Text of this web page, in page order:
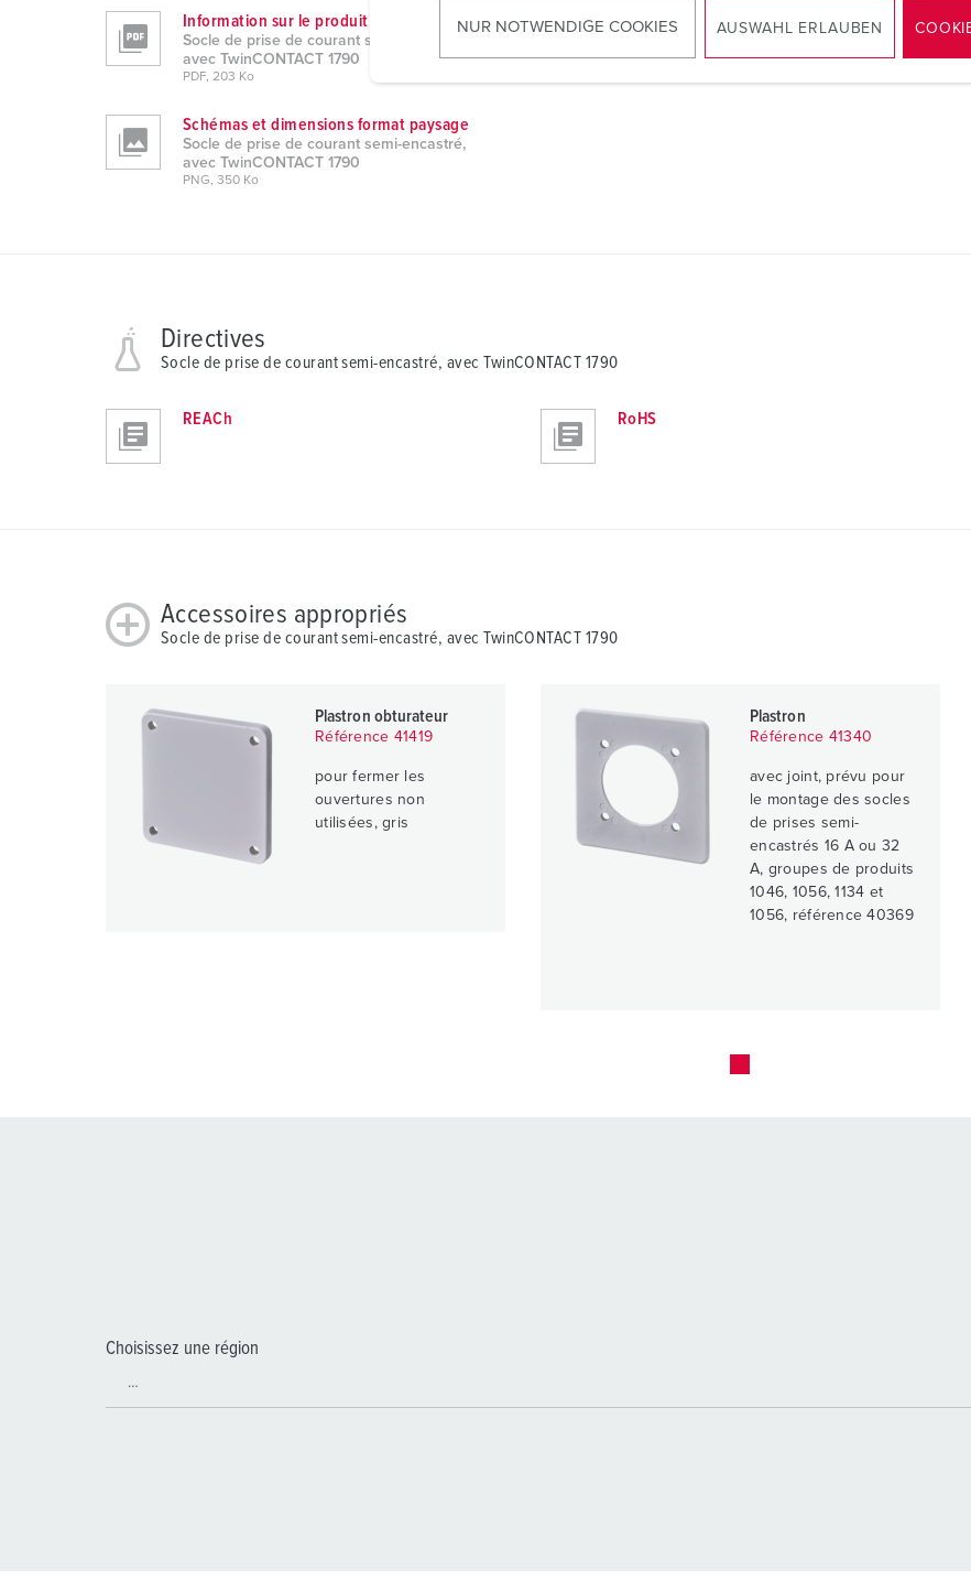
u
n
h
NUR NOTWENDIGE COOKIES AUSWAHL ERLAUBEN
Information sur le produit
Socle de prise de courant semi-encastré,
avec TwinCONTACT 1790
PDF, 203 Ko
Notice d'utilisation et de montage
avec TwinCONTACT 1790
Schémas et dimensions format paysage
Socle de prise de courant semi-encastré,
avec TwinCONTACT 1790
PNG, 350 Ko
Directives
Socle de prise de courant semi-encastré, avec TwinCONTACT 1790
REACh RoHS
Accessoires appropriés
Socle de prise de courant semi-encastré, avec TwinCONTACT 1790
Plastron obturateur
Référence 41419
pour fermer les
ouvertures non
utilisées, gris
Plastron
Référence 41340
avec joint, prévu pour
le montage des socles
de prises semi-
encastrés 16 A ou 32
A, groupes de produits
1046, 1056, 1134 et
1056, référence 40369
Choisissez une région